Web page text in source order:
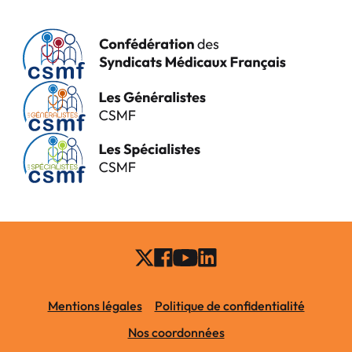
Mentions légales
Politique de confidentialité
Nos coordonnées